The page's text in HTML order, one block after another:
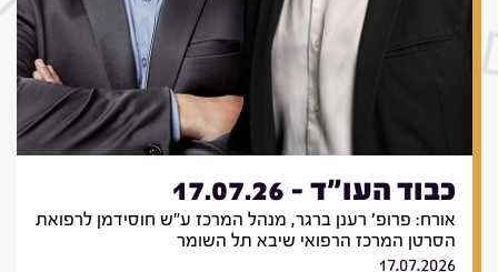
כבוד העו"ד - 17.07.26
אורח: פרופ' רענן ברגר, מנהל המרכז ע"ש חוסידמן לרפואת
הסרטן המרכז הרפואי שיבא תל השומר
17.07.2026